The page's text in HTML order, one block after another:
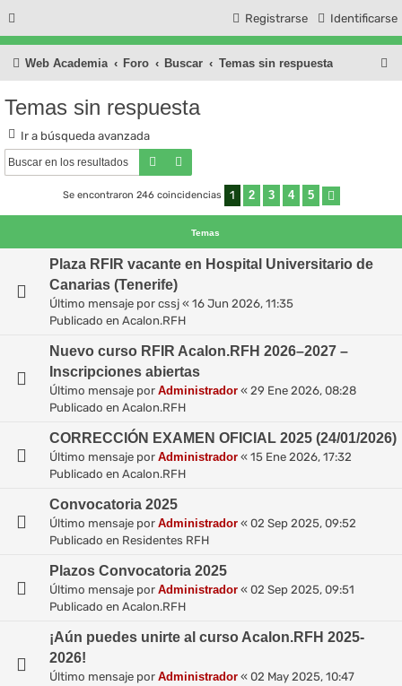
Identificarse
Registrarse
Web Academia Foro Buscar Temas sin respuesta
Temas sin respuesta
Ir a búsqueda avanzada
Buscar
Se encontraron 246 coincidencias 1 2 3 4 5
Temas
Plaza RFIR vacante en Hospital Universitario de
Canarias (Tenerife)
Último mensaje por cssj « 16 Jun 2026, 11:35
Publicado en Acalon.RFH
Nuevo curso RFIR Acalon.RFH 2026–2027 –
Inscripciones abiertas
Último mensaje por Administrador « 29 Ene 2026, 08:28
Publicado en Acalon.RFH
CORRECCIÓN EXAMEN OFICIAL 2025 (24/01/2026)
Último mensaje por Administrador « 15 Ene 2026, 17:32
Publicado en Acalon.RFH
Convocatoria 2025
Último mensaje por Administrador « 02 Sep 2025, 09:52
Publicado en Residentes RFH
Plazos Convocatoria 2025
Último mensaje por Administrador « 02 Sep 2025, 09:51
Publicado en Acalon.RFH
¡Aún puedes unirte al curso Acalon.RFH 2025-
2026!
Último mensaje por Administrador « 02 May 2025, 10:47